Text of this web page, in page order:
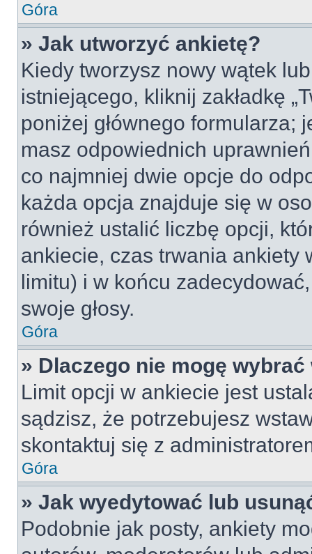
Góra
» Jak utworzyć ankietę?
Kiedy tworzysz nowy wątek
istniejącego, kliknij zakładkę
poniżej głównego formularza;
masz odpowiednich
co najmniej dwie opcje do
każda opcja znajduje się w
również ustalić liczbę opcji,
ankiecie, czas trwania ankiety
limitu) i w końcu
swoje głosy.
Góra
» Dlaczego nie mogę
Limit opcji w ankiecie jest
sądzisz, że potrzebujesz
skontaktuj się z
Góra
» Jak wyedytować lub
Podobnie jak posty, ankiety